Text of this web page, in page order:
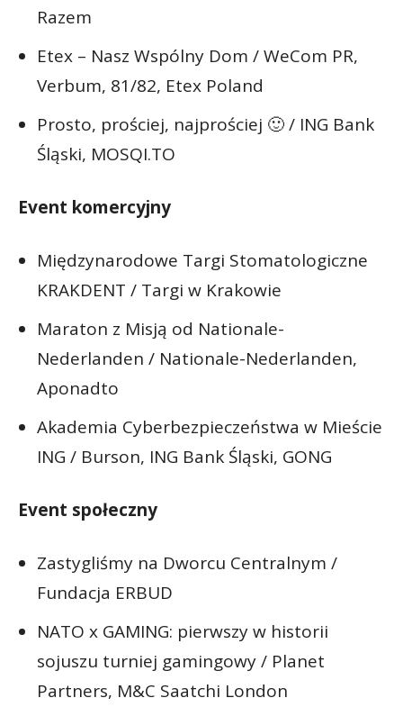
Razem
Etex – Nasz Wspólny Dom / WeCom PR,
Verbum, 81/82, Etex Poland
Prosto, prościej, najprościej 🙂 / ING Bank
Śląski, MOSQI.TO
Event komercyjny
Międzynarodowe Targi Stomatologiczne
KRAKDENT / Targi w Krakowie
Maraton z Misją od Nationale-
Nederlanden / Nationale-Nederlanden,
Aponadto
Akademia Cyberbezpieczeństwa w Mieście
ING / Burson, ING Bank Śląski, GONG
Event społeczny
Zastygliśmy na Dworcu Centralnym /
Fundacja ERBUD
NATO x GAMING: pierwszy w historii
sojuszu turniej gamingowy / Planet
Partners, M&C Saatchi London